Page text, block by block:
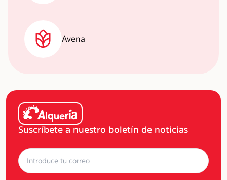
Avena
Suscríbete a nuestro boletín de noticias